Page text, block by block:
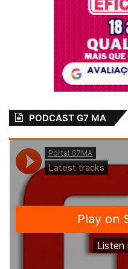
Nordeste, o
primeira
Maranhense. Na
Cartazes
contra o Moto.
disputada na
clube foi derrotado
O próximo
de casa contra o
pela quarta rodada
de Cantanhede-MA.
Leonardo
Campeonato
PODCAST G7 MA